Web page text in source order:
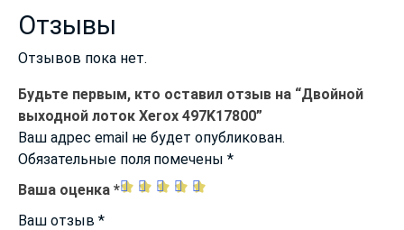
Отзывы
Отзывов пока нет.
Будьте первым, кто оставил отзыв на “Двойной
выходной лоток Xerox 497K17800”
Ваш адрес email не будет опубликован.
Обязательные поля помечены*
Ваша оценка *
Ваш отзыв *